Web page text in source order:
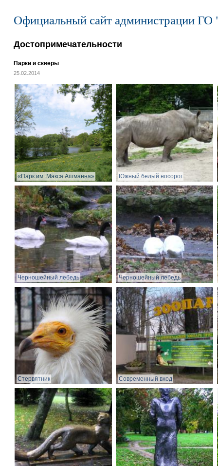
Официальный сайт администрации ГО
Достопримечательности
Парки и скверы
25.02.2014
«Парк им. Макса Ашманна» Южный белый носорог
Черношейный лебедь Черношейный лебедь
Стервятник Современный вход